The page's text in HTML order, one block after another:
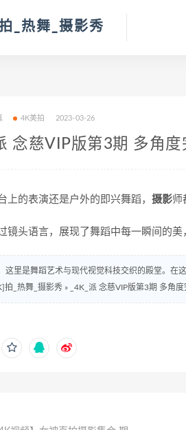
_热舞_摄影秀
4K美拍 2023-03-26
念慈VIP版第3期 多角
上的表演还是户外的即兴舞蹈， 摄影师
镜头语言，展现了舞蹈中每一瞬间的美
这里是舞蹈艺术与现代视觉科技交织的殿堂。在
拍_热舞_摄影秀 » _4K_派 念慈VIP版第3期 多角